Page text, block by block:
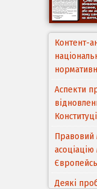
Контент-
Аспекти
Правовий
Деякі